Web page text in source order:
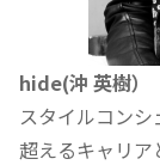
hide(沖 英樹）
スタイルコン
超えるキャリ